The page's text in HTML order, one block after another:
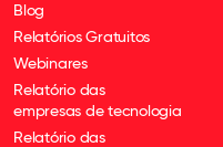
Blog
Relatórios Gratuitos
Webinares
Relatório das
empresas de tecnologia
Relatório das